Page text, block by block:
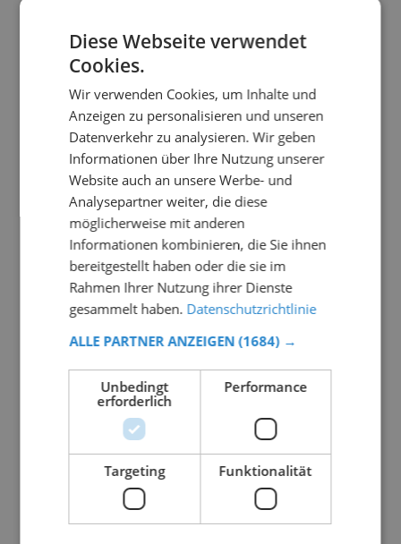
Diese Webseite verwendet
Cookies.
Wir verwenden Cookies, um Inhalte und
Anzeigen zu personalisieren und unseren
Datenverkehr zu analysieren. Wir geben
Informationen über Ihre Nutzung unserer
Website auch an unsere Werbe- und
Analysepartner weiter, die diese
möglicherweise mit anderen
Informationen kombinieren, die Sie ihnen
bereitgestellt haben oder die sie im
Rahmen Ihrer Nutzung ihrer Dienste
gesammelt haben. Datenschutzrichtlinie
ALLE PARTNER ANZEIGEN (1684) →
Unbedingt
erforderlich
Performance
Targeting Funktionalität